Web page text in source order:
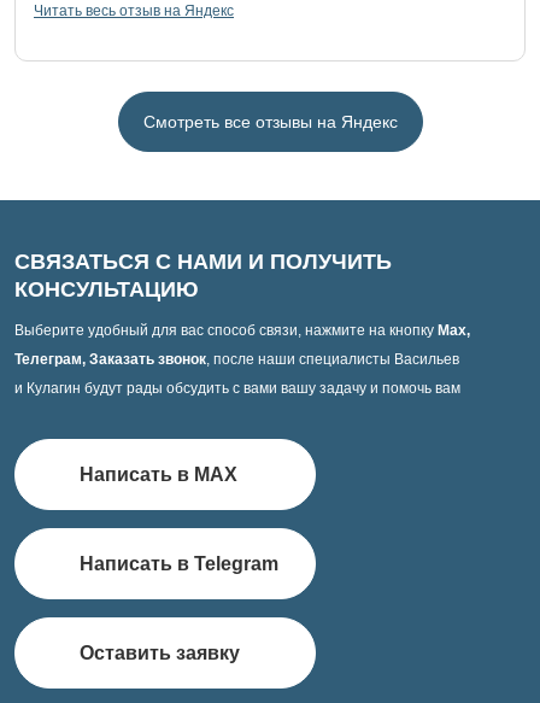
Читать весь отзыв на Яндекс
Смотреть все отзывы на Яндекс
СВЯЗАТЬСЯ С НАМИ И ПОЛУЧИТЬ
КОНСУЛЬТАЦИЮ
Выберите удобный для вас способ связи, нажмите на кнопку Max,
Телеграм, Заказать звонок, после наши специалисты Васильев
и Кулагин будут рады обсудить с вами вашу задачу и помочь вам
Написать в MAX
Написать в Telegram
Оставить заявку